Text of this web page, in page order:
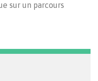
sur un parcours